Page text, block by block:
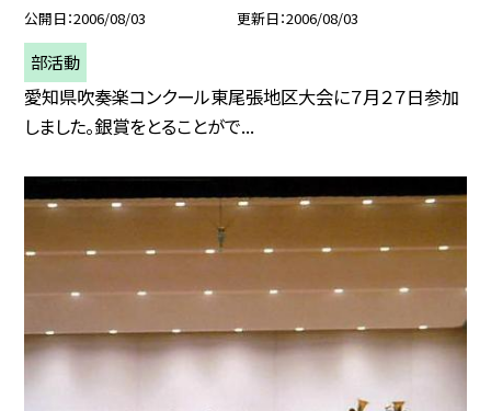
公開日 2006/08/03 更新日 2006/08/03
部活動
愛知県吹奏楽コンクール東尾張地区大会に７月２７日参加
しました。銀賞をとることがで...